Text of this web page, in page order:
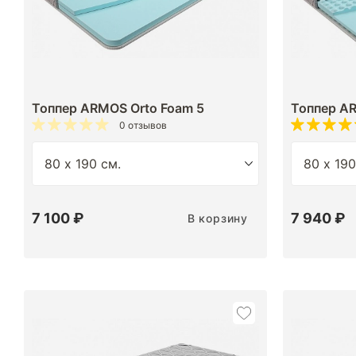
Топпер ARMOS Orto Foam 5
0 отзывов
7 100 ₽ В корзину
Топпер
7 940 ₽